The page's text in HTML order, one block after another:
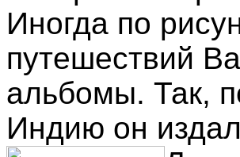
Иногда по
путешествий
альбомы. Так,
Индию он